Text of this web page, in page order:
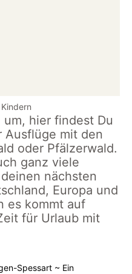
hier findest Du
mit den
oder Pfälzerwald.
ganz viele
nächsten
Europa und
es kommt auf
für Urlaub mit
Spessart ~ Ein